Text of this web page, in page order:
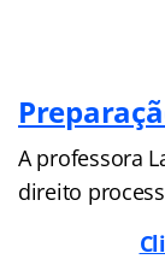
A professora
direito